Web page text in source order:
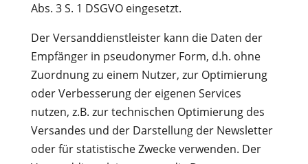
Abs. 3 S. 1 DSGVO eingesetzt.
Der Versanddienstleister kann die Daten der
Empfänger in pseudonymer Form, d.h. ohne
Zuordnung zu einem Nutzer, zur Optimierung
oder Verbesserung der eigenen Services
nutzen, z.B. zur technischen Optimierung des
Versandes und der Darstellung der Newsletter
oder für statistische Zwecke verwenden. Der